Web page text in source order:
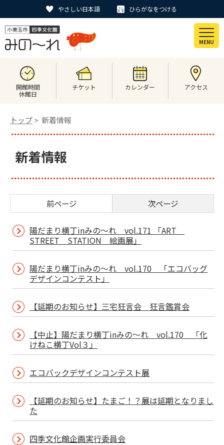
やさしい日本語 ひらがなをつける
MENU
開館時間
休館日
チケット カレンダー アクセス
トップ> 新着情報
新着情報
前ページ 次ページ
陽だまり横丁inみの～れ vol.171 「ART
STREET STATION 絵画展」
陽だまり横丁inみの～れ vol.170 「エコバッグ
デザインコンテスト」
【延期のお知らせ】三宅狂言会 狂言鑑賞会
【中止】陽だまり横丁inみの～れ vol.170 「化
けねこ横丁Vol３」
エコバックデザインコンテスト展
【延期のお知らせ】たまご！？展は延期となりまし
た
四季文化館企画実行委員会